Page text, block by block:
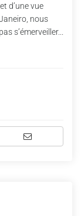
d’une vue
nous
s’émerveiller...